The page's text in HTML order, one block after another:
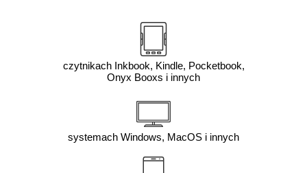
czytnikach Inkbook, Kindle, Pocketbook,
Onyx Booxs i innych
systemach Windows, MacOS i innych